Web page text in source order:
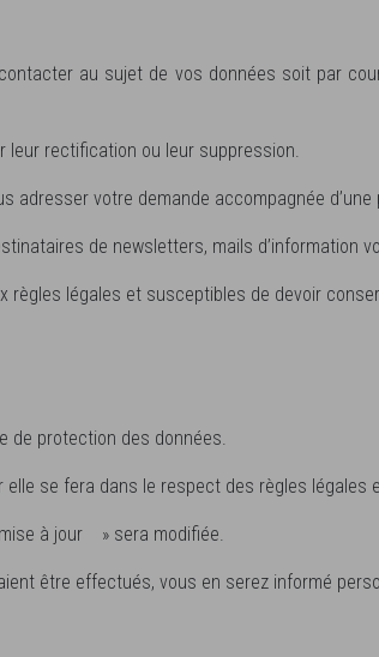
au sujet de vos données soit par
leur rectification ou leur suppression.
adresser votre demande accompagnée
de newsletters, mails d’information
règles légales et susceptibles de devoir
de protection des données.
se fera dans le respect des règles légales
à jour » sera modifiée.
être effectués, vous en serez informé